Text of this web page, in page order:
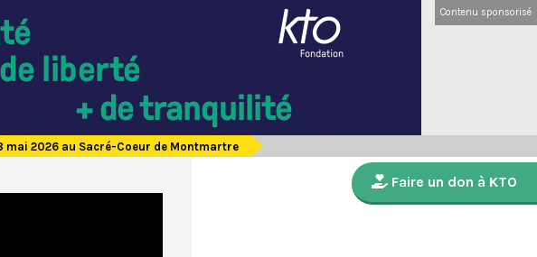
Contenu sponsorisé
mai 2026 au Sacré-Coeur de Montmartre
Faire un don à KTO